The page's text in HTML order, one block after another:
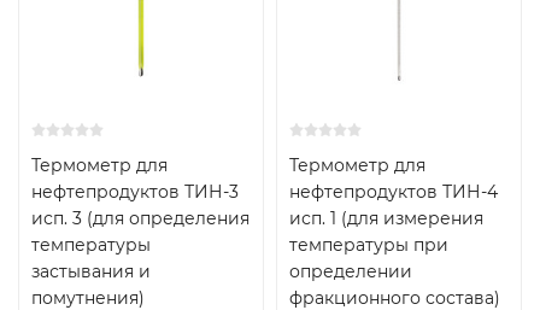
Термометр для
нефтепродуктов ТИН-3
исп. 3 (для определения
температуры
застывания и
помутнения)
Термометр для
нефтепродуктов ТИН-4
исп. 1 (для измерения
температуры при
определении
фракционного состава)